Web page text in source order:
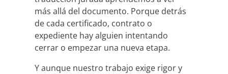
más allá del documento. Porque detrás
de cada certificado, contrato o
expediente hay alguien intentando
cerrar o empezar una nueva etapa.
Y aunque nuestro trabajo exige rigor y